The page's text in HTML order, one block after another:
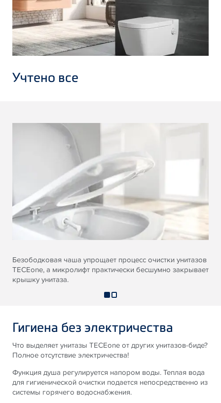
Учтено все
Безободковая чаша упрощает процесс очистки унитазов
TECEone, а микролифт практически бесшумно закрывает
крышку унитаза.
Гигиена без электричества
Что выделяет унитазы TECEone от других унитазов-биде?
Полное отсутствие электричества!
Функция душа регулируется напором воды. Теплая вода
для гигиенической очистки подается непосредственно из
системы горячего водоснабжения.